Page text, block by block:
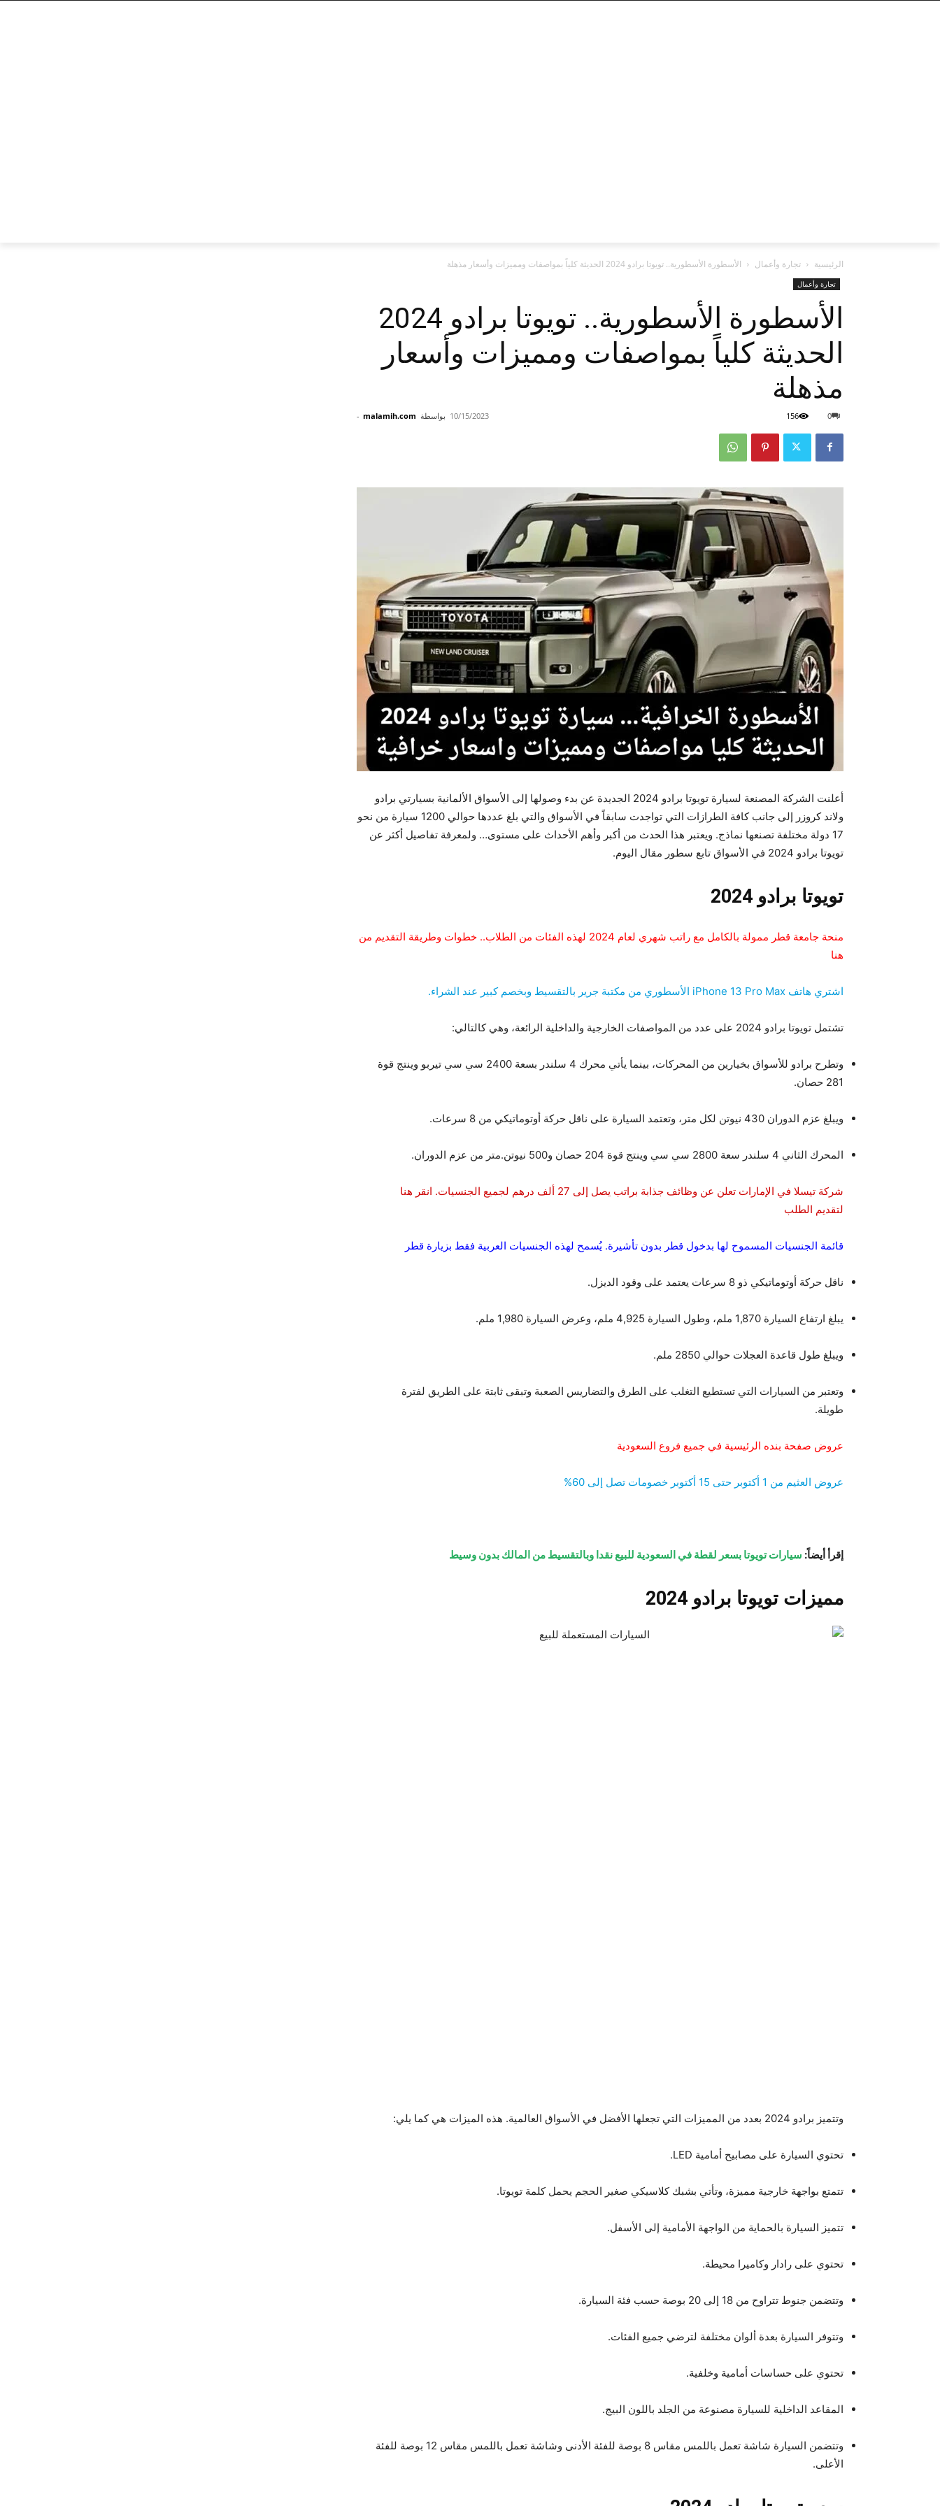
الرئيسية تجارة وأعمال الأسطورة الأسطورية.. تويوتا برادو 2024 الحديثة كلياً بمواصفات ومميزات وأسعار مذهلة
تجارة وأعمال
الأسطورة الأسطورية.. تويوتا برادو 2024
الحديثة كلياً بمواصفات ومميزات وأسعار
مذهلة
بواسطة malamih.com
- 10/15/2023 0
156
أعلنت الشركة المصنعة لسيارة تويوتا برادو 2024 الجديدة عن بدء وصولها إلى الأسواق الألمانية بسيارتي برادو
ولاند كروزر إلى جانب كافة الطرازات التي تواجدت سابقاً في الأسواق والتي بلغ عددها حوالي 1200 سيارة من نحو
17 دولة مختلفة تصنعها نماذج. ويعتبر هذا الحدث من أكبر وأهم الأحداث على مستوى… ولمعرفة تفاصيل أكثر عن
تويوتا برادو 2024 في الأسواق تابع سطور مقال اليوم.
تويوتا برادو 2024
منحة جامعة قطر ممولة بالكامل مع راتب شهري لعام 2024 لهذه الفئات من الطلاب.. خطوات وطريقة التقديم من
هنا
اشتري هاتف iPhone 13 Pro Max الأسطوري من مكتبة جرير بالتقسيط وبخصم كبير عند الشراء.
تشتمل تويوتا برادو 2024 على عدد من المواصفات الخارجية والداخلية الرائعة، وهي كالتالي:
وتطرح برادو للأسواق بخيارين من المحركات، بينما يأتي محرك 4 سلندر بسعة 2400 سي سي تيربو وينتج قوة
281 حصان.
ويبلغ عزم الدوران 430 نيوتن لكل متر، وتعتمد السيارة على ناقل حركة أوتوماتيكي من 8 سرعات.
المحرك الثاني 4 سلندر سعة 2800 سي سي وينتج قوة 204 حصان و500 نيوتن.متر من عزم الدوران.
شركة تيسلا في الإمارات تعلن عن وظائف جذابة براتب يصل إلى 27 ألف درهم لجميع الجنسيات. انقر هنا
لتقديم الطلب
قائمة الجنسيات المسموح لها بدخول قطر بدون تأشيرة. يُسمح لهذه الجنسيات العربية فقط بزيارة قطر
ناقل حركة أوتوماتيكي ذو 8 سرعات يعتمد على وقود الديزل.
يبلغ ارتفاع السيارة 1,870 ملم، وطول السيارة 4,925 ملم، وعرض السيارة 1,980 ملم.
ويبلغ طول قاعدة العجلات حوالي 2850 ملم.
وتعتبر من السيارات التي تستطيع التغلب على الطرق والتضاريس الصعبة وتبقى ثابتة على الطريق لفترة
طويلة.
عروض صفحة بنده الرئيسية في جميع فروع السعودية
عروض العثيم من 1 أكتوبر حتى 15 أكتوبر خصومات تصل إلى 60%
إقرأ أيضاً: سيارات تويوتا بسعر لقطة في السعودية للبيع نقدا وبالتقسيط من المالك بدون وسيط
مميزات تويوتا برادو 2024
وتتميز برادو 2024 بعدد من المميزات التي تجعلها الأفضل في الأسواق العالمية. هذه الميزات هي كما يلي:
تحتوي السيارة على مصابيح أمامية LED.
تتمتع بواجهة خارجية مميزة، وتأتي بشبك كلاسيكي صغير الحجم يحمل كلمة تويوتا.
تتميز السيارة بالحماية من الواجهة الأمامية إلى الأسفل.
تحتوي على رادار وكاميرا محيطة.
وتتضمن جنوط تتراوح من 18 إلى 20 بوصة حسب فئة السيارة.
وتتوفر السيارة بعدة ألوان مختلفة لترضي جميع الفئات.
تحتوي على حساسات أمامية وخلفية.
المقاعد الداخلية للسيارة مصنوعة من الجلد باللون البيج.
وتتضمن السيارة شاشة تعمل باللمس مقاس 8 بوصة للفئة الأدنى وشاشة تعمل باللمس مقاس 12 بوصة للفئة
الأعلى.